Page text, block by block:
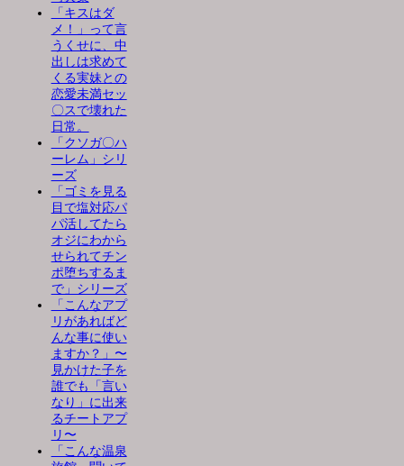
「キスはダ
メ！」って言
うくせに、中
出しは求めて
くる実妹との
恋愛未満セッ
〇スで壊れた
日常。
「クソガ〇ハ
ーレム」シリ
ーズ
「ゴミを見る
目で塩対応パ
パ活してたら
オジにわから
せられてチン
ポ堕ちするま
で」シリーズ
「こんなアプ
リがあればど
んな事に使い
ますか？」〜
見かけた子を
誰でも「言い
なり」に出来
るチートアプ
リ〜
「こんな温泉